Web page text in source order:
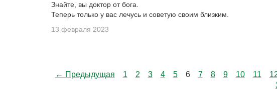
Знайте, вы доктор от бога.
Теперь только у вас лечусь и советую своим близким.
13 февраля 2023
← Предыдущая 1 2 3 4 5 6 7 8 9 10 11